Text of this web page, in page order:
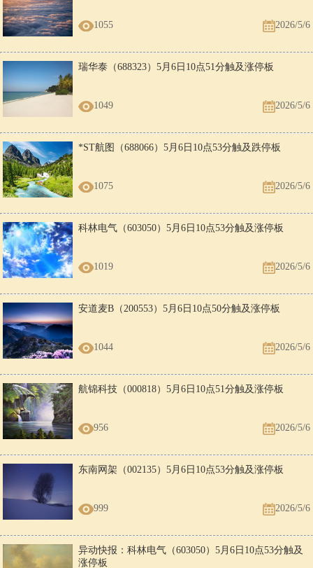
1055 2026/5/6
瑞华泰（688323）5月6日10点51分触及涨停板
1049 2026/5/6
*ST航图（688066）5月6日10点53分触及跌停板
1075 2026/5/6
科林电气（603050）5月6日10点53分触及涨停板
1019 2026/5/6
安道麦B（200553）5月6日10点50分触及涨停板
1044 2026/5/6
航锦科技（000818）5月6日10点51分触及涨停板
956 2026/5/6
东南网架（002135）5月6日10点53分触及涨停板
999 2026/5/6
异动快报：科林电气（603050）5月6日10点53分触及
涨停板